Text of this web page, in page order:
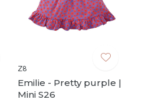
Z8
Emilie - Pretty purple |
Mini S26